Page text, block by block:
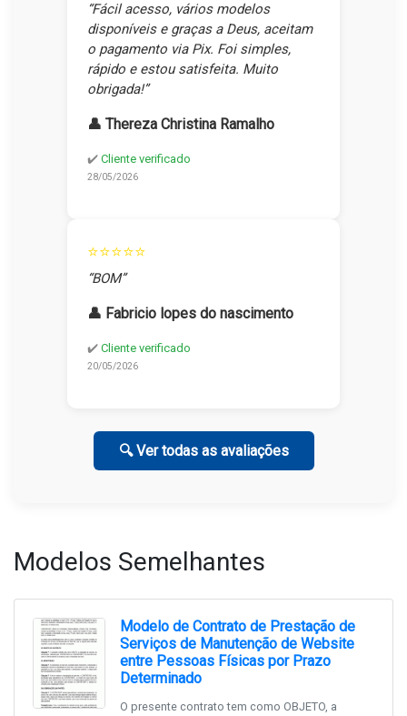
“Fácil acesso, vários modelos
disponíveis e graças a Deus, aceitam
o pagamento via Pix. Foi simples,
rápido e estou satisfeita. Muito
obrigada!”
👤 Thereza Christina Ramalho
✔️ Cliente verificado
28/05/2026
⭐⭐⭐⭐⭐
“BOM”
👤 Fabricio lopes do nascimento
✔️ Cliente verificado
20/05/2026
🔍 Ver todas as avaliações
Modelos Semelhantes
Modelo de Contrato de Prestação de
Serviços de Manutenção de Website
entre Pessoas Físicas por Prazo
Determinado
O presente contrato tem como OBJETO, a